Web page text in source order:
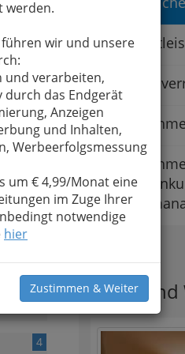
werden.
führen wir und unsere
und verarbeiten,
das Endgerät
Anzeigen
und Inhalten,
Werbeerfolgsmessung
um € 4,99/Monat eine
im Zuge Ihrer
notwendige
hier
Zustimmen & Weiter
3
4
IT-
News und